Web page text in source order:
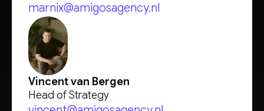
marnix@amigosagency.nl
Vincent van Bergen
Head of Strategy